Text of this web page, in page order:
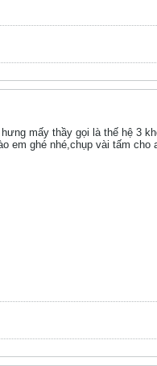
mấy thầy gọi là thế hệ 3
em ghé nhé,chụp vài tấm